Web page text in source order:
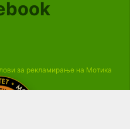
за рекламирање на Мотика